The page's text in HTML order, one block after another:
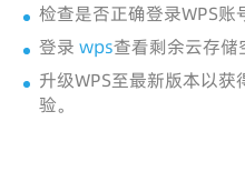
检查是否正确登录WPS账
登录 wps查看剩余云存储
升级WPS至最新版本以
验。